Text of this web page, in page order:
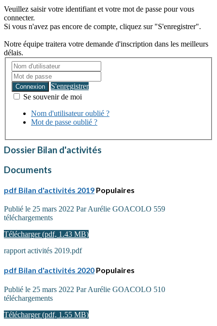
Veuillez saisir votre identifiant et votre mot de passe pour vous
connecter.
Si vous n'avez pas encore de compte, cliquez sur "S'enregistrer".
Notre équipe traitera votre demande d'inscription dans les meilleurs
délais.
Connexion
S'enregistrer
Se souvenir de moi
Nom d'utilisateur oublié ?
Mot de passe oublié ?
Dossier Bilan d'activités
Documents
pdf Bilan d'activités 2019 Populaires
Publié le 25 mars 2022 ParAurélie GOACOLO 559
téléchargements
Télécharger(pdf, 1.43 MB)
rapport activités 2019.pdf
pdf Bilan d'activités 2020 Populaires
Publié le 25 mars 2022 ParAurélie GOACOLO 510
téléchargements
Télécharger(pdf, 1.55 MB)